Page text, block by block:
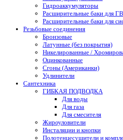
Гидроаккумуляторы
Расширительные баки для
Расширительные баки для
Резьбовые соединения
Бронзовые
Латунные (без покрытия)
Никелированные /
Оцинкованные
Сгоны (Американки)
Удлинители
Сантехника
ГИБКАЯ ПОДВОДКА
Для воды
Для газа
Для смесителя
Жироуловители
Инсталяции и кнопки
Полотенцесушители и